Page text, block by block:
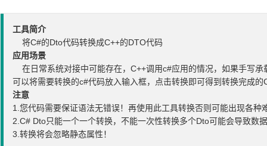
工具简介
将C#的Dto代码转换成C++的DTO代码
应用场景
在日常系统对接中可能存在，C++调用c#应用的情况，如果手写
可以将需要转换的c#代码放入输入框，点击转换即可得到转换完成
注意
1.您代码需要保证语法无错误！再使用此工具转换否则可能出现各
2.C# Dto只能一个一个转换，不能一次性转换多个Dto可能会导致数
3.转换将会忽略静态属性！